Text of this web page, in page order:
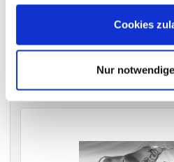
gesammelt haben.
Cookies
Nur
Die nächsten